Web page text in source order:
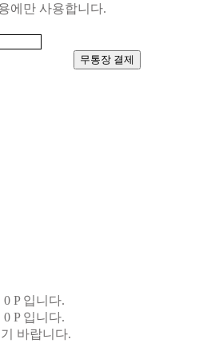
에만 사용합니다.
무통장 결제
P 입니다.
P 입니다.
바랍니다.